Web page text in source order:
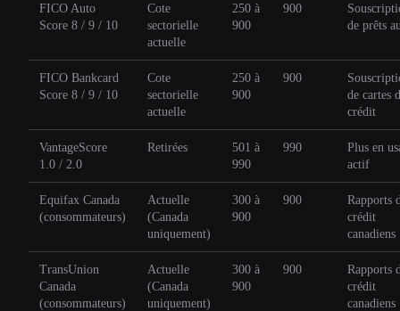
FICO Auto
Score 8 / 9 / 10
Cote
sectorielle
actuelle
250 à
900
900
de prêts
FICO Bankcard
Score 8 / 9 / 10
Cote
sectorielle
actuelle
250 à
900
900
de cartes
crédit
VantageScore
1.0 / 2.0
Retirées
501 à
990
990
Plus en
actif
Equifax Canada
(consommateurs)
Actuelle
(Canada
uniquement)
300 à
900
900
Rapports
crédit
canadiens
TransUnion
Canada
(consommateurs)
Actuelle
(Canada
uniquement)
300 à
900
900
Rapports
crédit
canadiens